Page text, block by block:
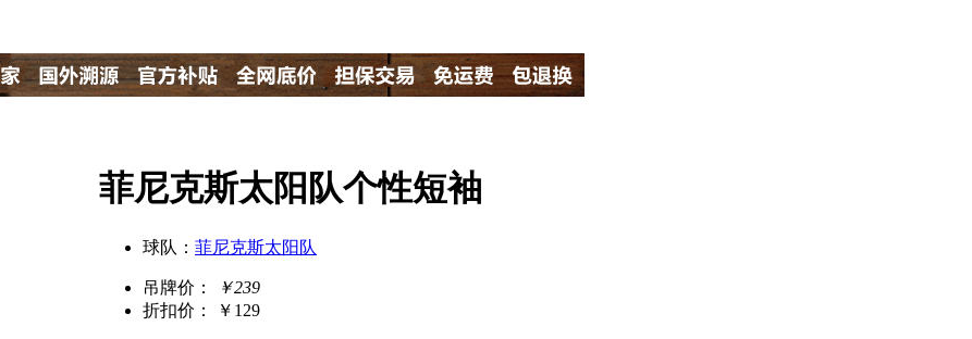
菲尼克斯太阳队个性短袖
球队： 菲尼克斯太阳队
吊牌价：
￥239
折扣价：
￥129